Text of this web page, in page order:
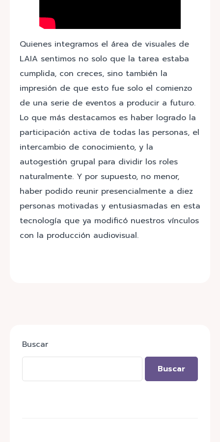
Quienes integramos el área de visuales de
LAIA sentimos no solo que la tarea estaba
cumplida, con creces, sino también la
impresión de que esto fue solo el comienzo
de una serie de eventos a producir a futuro.
Lo que más destacamos es haber logrado la
participación activa de todas las personas, el
intercambio de conocimiento, y la
autogestión grupal para dividir los roles
naturalmente. Y por supuesto, no menor,
haber podido reunir presencialmente a diez
personas motivadas y entusiasmadas en esta
tecnología que ya modificó nuestros vínculos
con la producción audiovisual.
Buscar
Buscar